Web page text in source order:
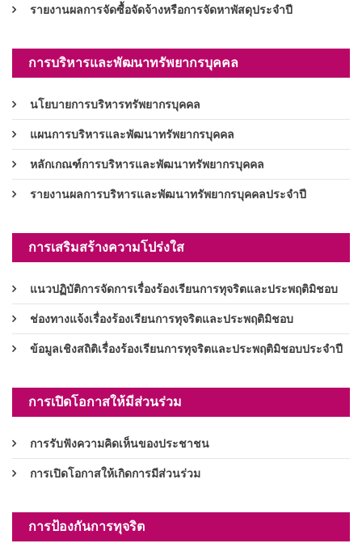
รายงานผลการจัดซื้อจัดจ้างหรือการจัดหาพัสดุประจำปี
การบริหารและพัฒนาทรัพยากรบุคคล
นโยบายการบริหารทรัพยากรบุคคล
แผนการบริหารและพัฒนาทรัพยากรบุคคล
หลักเกณฑ์การบริหารและพัฒนาทรัพยากรบุคคล
รายงานผลการบริหารและพัฒนาทรัพยากรบุคคลประจำปี
การเสริมสร้างความโปร่งใส
แนวปฏิบัติการจัดการเรื่องร้องเรียนการทุจริตและประพฤติมิชอบ
ช่องทางแจ้งเรื่องร้องเรียนการทุจริตและประพฤติมิชอบ
ข้อมูลเชิงสถิติเรื่องร้องเรียนการทุจริตและประพฤติมิชอบประจำปี
การเปิดโอกาสให้มีส่วนร่วม
การรับฟังความคิดเห็นของประชาชน
การเปิดโอกาสให้เกิดการมีส่วนร่วม
การป้องกันการทุจริต